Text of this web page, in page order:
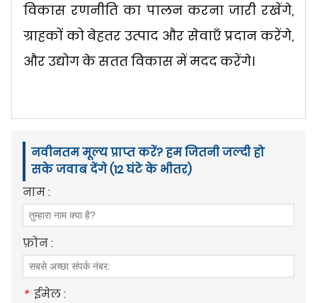
विकास रणनीति का पालन करना जारी रखेंगे,
ग्राहकों को बेहतर उत्पाद और सेवाएँ प्रदान करेंगे,
और उद्योग के सतत विकास में मदद करेंगे।
नवीनतम मूल्य प्राप्त करें? हम जितनी जल्दी हो
सके जवाब देंगे (12 घंटे के भीतर)
नाम :
फ़ोन :
* ईमेल :